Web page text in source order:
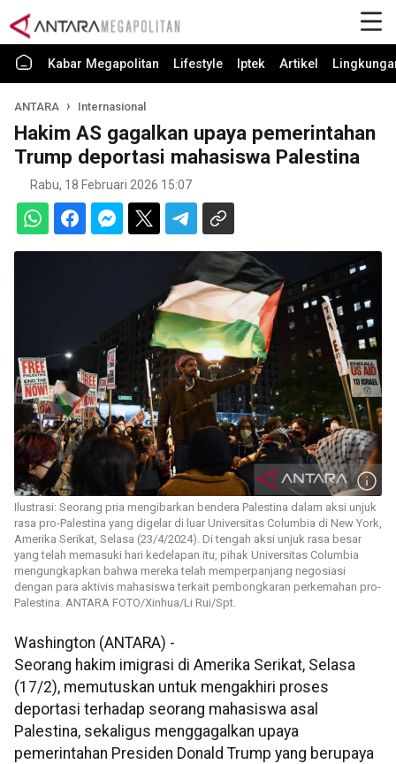
Kabar Megapolitan Lifestyle Iptek Artikel
ANTARA Internasional
Hakim AS gagalkan upaya pemerintahan
Trump deportasi mahasiswa Palestina
Rabu, 18 Februari 2026 15:07
Ilustrasi: Seorang pria mengibarkan bendera Palestina dalam aksi unjuk
rasa pro-Palestina yang digelar di luar Universitas Columbia di New York,
Amerika Serikat, Selasa (23/4/2024). Di tengah aksi unjuk rasa besar
yang telah memasuki hari kedelapan itu, pihak Universitas Columbia
mengungkapkan bahwa mereka telah memperpanjang negosiasi
dengan para aktivis mahasiswa terkait pembongkaran perkemahan pro-
Palestina. ANTARA FOTO/Xinhua/Li Rui/Spt.
Washington (ANTARA) -
Seorang hakim imigrasi di Amerika Serikat, Selasa
(17/2), memutuskan untuk mengakhiri proses
deportasi terhadap seorang mahasiswa asal
Palestina, sekaligus menggagalkan upaya
pemerintahan Presiden Donald Trump yang berupaya